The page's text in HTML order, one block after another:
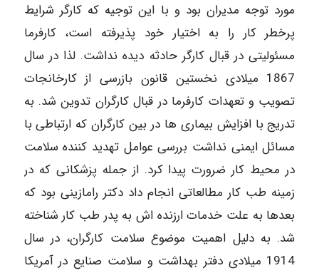
مورد توجه مدیران بود و با این توجیه که کارگر شرایط
پرخطر کار را به اختیار خود پذیرفته است، کارفرما
مسئولیتی در قبال کارگر حادثه دیده نداشت. لذا در سال
1867 میلادی نخستین قانون بازرسی از کارخانجات
تصویب و تعهدات کارفرما در قبال کارگران تدوین شد. به
تدریج با افزایش بیماری ها در بین کارگران که ارتباطی با
مسائل ایمنی نداشت بررسی عوامل تهدید کننده سلامت
در محیط کار ضرورت پیدا کرد. از جمله پزشکانی که در
زمینه طب کار مطالعاتی انجام داد دکتر رامازینی بود که
بعدها به علت خدمات ارزنده اش به پدر طب کار شناخته
شد. به دلیل اهمیت موضوع سلامت کارگران، در سال
1914 میلادی دفتر بهداشت و سلامت صنایع در آمریکا